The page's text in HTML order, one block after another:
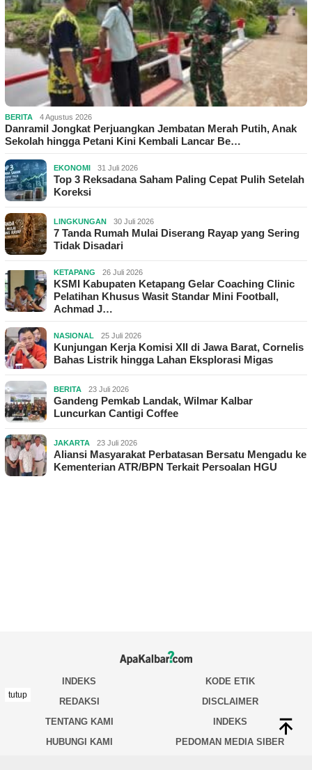
BERITA 4 Agustus 2026
Danramil Jongkat Perjuangkan Jembatan Merah Putih, Anak
Sekolah hingga Petani Kini Kembali Lancar Be…
EKONOMI 31 Juli 2026
Top 3 Reksadana Saham Paling Cepat Pulih Setelah
Koreksi
LINGKUNGAN 30 Juli 2026
7 Tanda Rumah Mulai Diserang Rayap yang Sering
Tidak Disadari
KETAPANG 26 Juli 2026
KSMI Kabupaten Ketapang Gelar Coaching Clinic
Pelatihan Khusus Wasit Standar Mini Football,
Achmad J…
NASIONAL 25 Juli 2026
Kunjungan Kerja Komisi XII di Jawa Barat, Cornelis
Bahas Listrik hingga Lahan Eksplorasi Migas
BERITA 23 Juli 2026
Gandeng Pemkab Landak, Wilmar Kalbar
Luncurkan Cantigi Coffee
JAKARTA 23 Juli 2026
Aliansi Masyarakat Perbatasan Bersatu Mengadu ke
Kementerian ATR/BPN Terkait Persoalan HGU
tutup